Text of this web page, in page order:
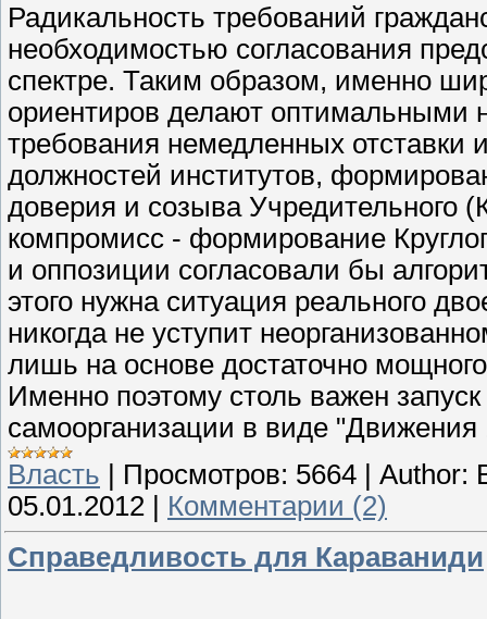
Радикальность требований
необходимостью согласования
спектре. Таким образом, именно
ориентиров делают оптимальными
требования немедленных отставки
должностей институтов,
доверия и созыва Учредительного
компромисс - формирование
и оппозиции согласовали бы
этого нужна ситуация реального
никогда не уступит
лишь на основе достаточно
Именно поэтому столь важен
самоорганизации в виде "Движения
Власть | Просмотров: 5664 | Author:
05.01.2012 | Комментарии (2)
Справедливость для Караваниди